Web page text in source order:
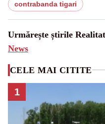
contrabanda tigari
Urmărește știrile
News
CELE MAI CITITE
1